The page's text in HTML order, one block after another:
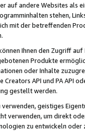
auf andere Websites als
stehen,
mit der betreffenden
Ihnen den Zugriff
Produkte
oder Inhalte
API und PA API
gestellt werden.
geistiges
verwenden, um direkt
zu entwickeln